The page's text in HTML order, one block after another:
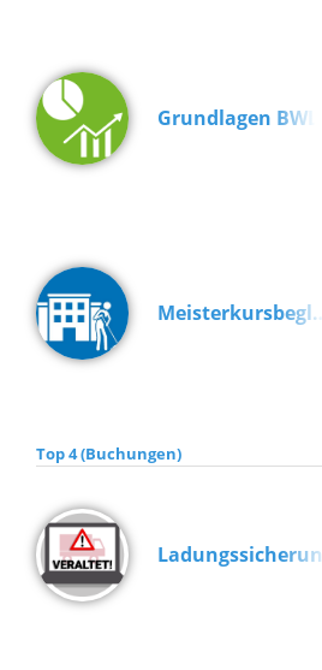
Grundlagen BWL
Meisterkursbegl…
Top 4 (Buchungen)
Ladungssicherung